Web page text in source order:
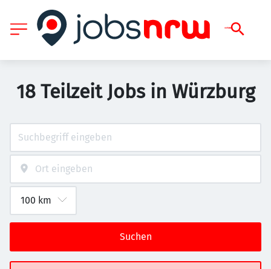
18 Teilzeit Jobs in Würzburg
Suchen